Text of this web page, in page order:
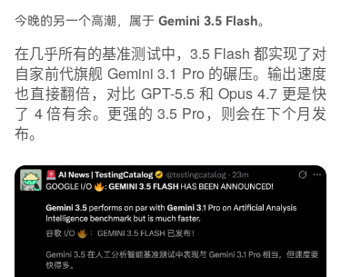
今晚的另一个高潮，属于 Gemini 3.5 Flash。
在几乎所有的基准测试中，3.5 Flash 都实现了对
自家前代旗舰 Gemini 3.1 Pro 的碾压。输出速度
也直接翻倍，对比 GPT-5.5 和 Opus 4.7 更是快
了 4 倍有余。更强的 3.5 Pro，则会在下个月发
布。